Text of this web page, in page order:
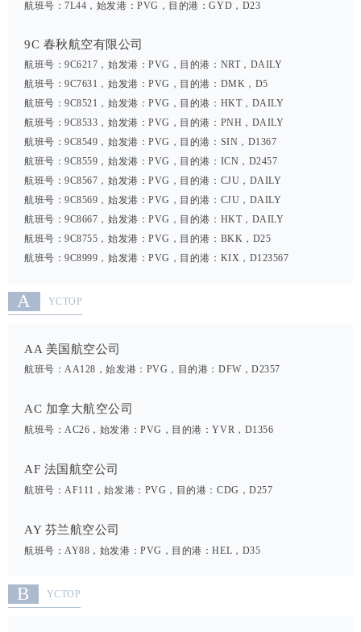
航班号：7L44，始发港：PVG，目的港：GYD，D23
9C 春秋航空有限公司
航班号：9C6217，始发港：PVG，目的港：NRT，DAILY
航班号：9C7631，始发港：PVG，目的港：DMK，D5
航班号：9C8521，始发港：PVG，目的港：HKT，DAILY
航班号：9C8533，始发港：PVG，目的港：PNH，DAILY
航班号：9C8549，始发港：PVG，目的港：SIN，D1367
航班号：9C8559，始发港：PVG，目的港：ICN，D2457
航班号：9C8567，始发港：PVG，目的港：CJU，DAILY
航班号：9C8569，始发港：PVG，目的港：CJU，DAILY
航班号：9C8667，始发港：PVG，目的港：HKT，DAILY
航班号：9C8755，始发港：PVG，目的港：BKK，D25
航班号：9C8999，始发港：PVG，目的港：KIX，D123567
A YCTOP
AA 美国航空公司
航班号：AA128，始发港：PVG，目的港：DFW，D2357
AC 加拿大航空公司
航班号：AC26，始发港：PVG，目的港：YVR，D1356
AF 法国航空公司
航班号：AF111，始发港：PVG，目的港：CDG，D257
AY 芬兰航空公司
航班号：AY88，始发港：PVG，目的港：HEL，D35
B YCTOP